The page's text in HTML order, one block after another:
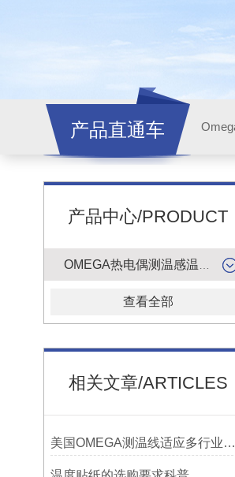
产品直通车
产品中心/PRODUCT
查看全部
相关文章/ARTICLES
美国OMEGA测温线适应多行业需求